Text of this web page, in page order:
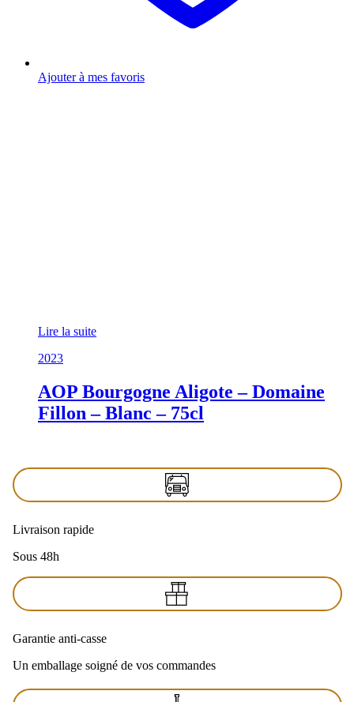
Ajouter à mes favoris
Lire la suite
2023
AOP Bourgogne Aligote – Domaine
Fillon – Blanc – 75cl
Livraison rapide
Sous 48h
Garantie anti-casse
Un emballage soigné de vos commandes